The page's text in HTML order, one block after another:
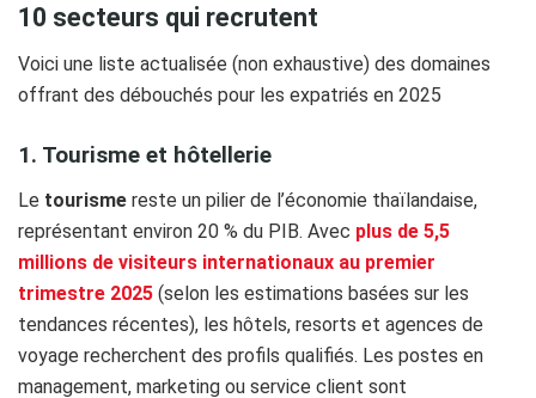
10 secteurs qui recrutent
Voici une liste actualisée (non exhaustive) des domaines
offrant des débouchés pour les expatriés en 2025
1. Tourisme et hôtellerie
Le tourisme reste un pilier de l’économie thaïlandaise,
représentant environ 20 % du PIB. Avec plus de 5,5
millions de visiteurs internationaux au premier
trimestre 2025 (selon les estimations basées sur les
tendances récentes), les hôtels, resorts et agences de
voyage recherchent des profils qualifiés. Les postes en
management, marketing ou service client sont